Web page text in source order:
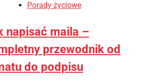
Porady życiowe
napisać maila –
przewodnik od
do podpisu